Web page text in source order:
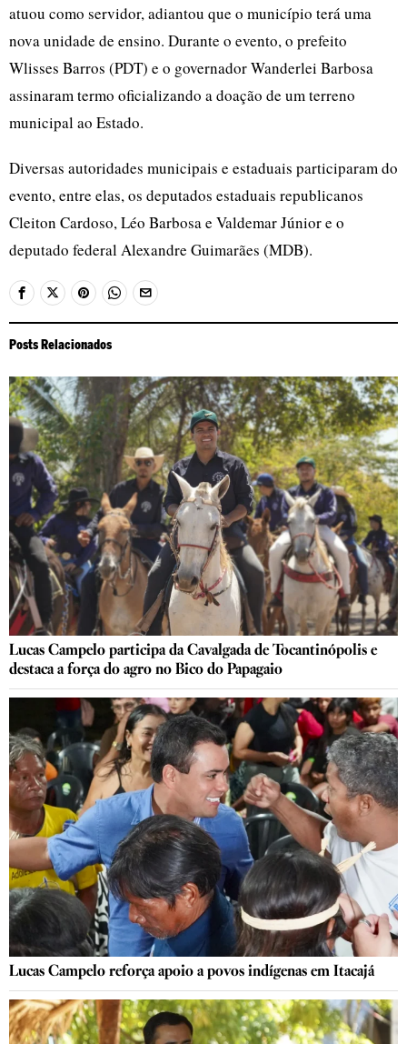
atuou como servidor, adiantou que o município terá uma
nova unidade de ensino. Durante o evento, o prefeito
Wlisses Barros (PDT) e o governador Wanderlei Barbosa
assinaram termo oficializando a doação de um terreno
municipal ao Estado.
Diversas autoridades municipais e estaduais participaram do
evento, entre elas, os deputados estaduais republicanos
Cleiton Cardoso, Léo Barbosa e Valdemar Júnior e o
deputado federal Alexandre Guimarães (MDB).
Posts Relacionados
Lucas Campelo participa da Cavalgada de Tocantinópolis e
destaca a força do agro no Bico do Papagaio
Lucas Campelo reforça apoio a povos indígenas em Itacajá